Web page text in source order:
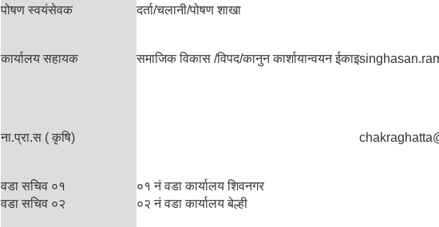
पोषण स्वयंसेवक दर्ता/चलानी/पोषण शाखा
कार्यालय सहायक समाजिक विकास /विपद/कानुन कार्शायान्वयन ईकाइ
ना.प्रा.स ( कृषि)
वडा सचिव ०१ ०१ नं वडा कार्यालय शिवनगर
वडा सचिव ०२ ०२ नं वडा कार्यालय बेल्ही